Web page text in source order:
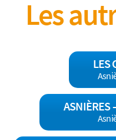
Les
LES
ASNIÈRES